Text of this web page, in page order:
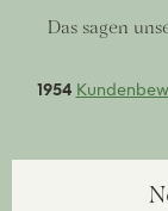
Das sagen
1954